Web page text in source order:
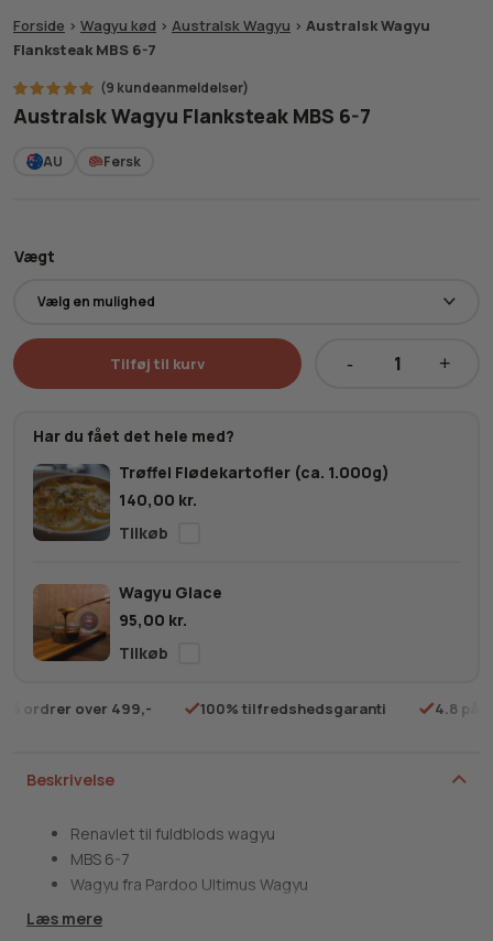
Beskrivelse
Renavlet til fuldblods wagyu
MBS 6-7
Wagyu fra Pardoo Ultimus Wagyu
Læs mere
Forside > Wagyu kød > Australsk Wagyu > Australsk Wagyu
Flanksteak MBS 6-7
Bedømt
som5.00
på
9
kundebedømmelser
(9 kundeanmeldelser)
Australsk Wagyu Flanksteak MBS 6-7
AU Fersk
Vægt
Har du fået det hele med?
Trøffel Flødekartofler (ca. 1.000g)
140,00 kr.
Wagyu Glace
95,00 kr.
6-
Tilføj til kurv
over 499,- 100% tilfredshedsgaranti 4.8 på